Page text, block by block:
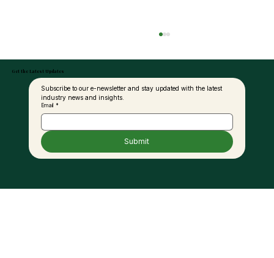
Through Sustainable Excellence and
Get the Latest Updates
Subscribe to our e-newsletter and stay updated with the latest
industry news and insights.
Email *
Submit